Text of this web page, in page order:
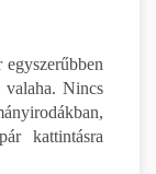
egyszerűbben
valaha. Nincs
kattintásra